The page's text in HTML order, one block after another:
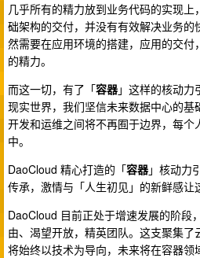
几乎所有的精力放到业务代码的实现上
础架构的交付，并没有有效解决业务的
然需要在应用环境的搭建，应用的交
的精力。
而这一切，有了「容器」这样的核动力
现实世界，我们坚信未来数据中心的基
开发和运维之间将不再囿于边界，每
中。
DaoCloud 精心打造的「容器」核动力
传承，激情与「人生初见」的新鲜感让
DaoCloud 目前正处于增速发展的阶段
由、渴望开放，精英团队。这支聚集
将始终以技术为导向，未来将在容器领